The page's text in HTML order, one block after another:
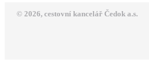
© 2026, cestovní kancelář Čedok a.s.